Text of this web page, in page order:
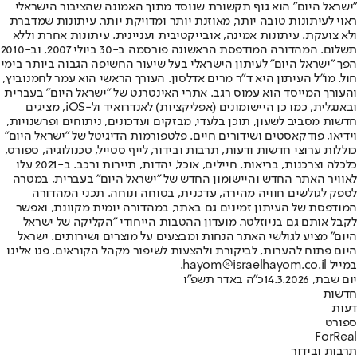
"ישראל היום" הוא גוף תקשורת שנוסד מתוך האמונה שהציבור הישראלי
ראוי לעיתונות טובה יותר, מאוזנת יותר ומדויקת יותר. עיתונות שמדברת
ולא צועקת. עיתונות אמינה, אובייקטיבית ועניינית. עיתונות אחרת וללא
תשלום. המהדורה המודפסת הראשונה פורסמה ב-30 ביולי 2007, וב-2010
הפך "ישראל היום" לעיתון הישראלי בעל שיעור החשיפה הגבוה ביותר בימי
חול. מו"ל העיתון היא ד"ר מרים אדלסון. העורך הראשי הוא עמר לחמנוביץ,
והעורך המייסד הוא עמוס רגב. אתרי האינטרנט של "ישראל היום" בעברית
ובאנגלית, כמו כן היישומונים (אפליקציות) לאנדרואיד ול-iOS, מציגים
חדשות מסביב לשעון, תוכן בלעדי, מבזקים ועדכונים, ניתוחים ופרשנויות,
וידיאו, פודקאסטים ושידורים חיים. פלטפורמות הדיגיטל של "ישראל היום"
כוללות ערוצי חדשות ודעות, תרבות ובידור, לייף סטייל, טכנולוגיה, ספורט,
כלכלה וצרכנות, בריאות, חיילים, אוכל, יהדות, תיירות ורכב. ב-2021 עלו
לאוויר האתר החדש והיישומון החדש של "ישראל היום" בעברית, במטרה
לספק לגולשים חוויה מהירה, עדכנית, בטוחה ונוחה. תכני המהדורה
המודפסת של העיתון זמינים גם באתר, במהדורה יומית מקוונת, ואפשר
לקבל אותם גם בניוזלטר. מועדון ההטבות הייחודי "הקליקה של ישראל
היום" מציע לגולשי האתר הנחות ומבצעים על מוצרים ושירותים. ישראל
היום פתוח להערות, לביקורת ולהצעות לשיפור מקהל הקוראים. פנו אלינו
במייל hayom@israelhayom.co.il.
יום שבת, 14.3.2026
כ"ה באדר תשפ"ו
חדשות
דעות
ספורט
ForReal
תרבות ובידור